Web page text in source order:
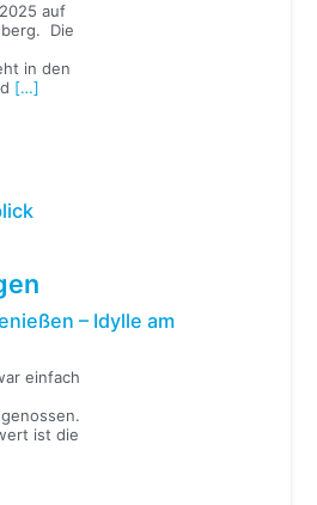
auf
Die
in den
[…]
– Idylle am
einfach
ist die